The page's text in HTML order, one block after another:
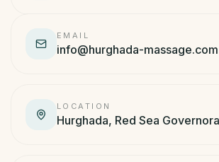
EMAIL
info@hurghada-massage.com
LOCATION
Hurghada, Red Sea